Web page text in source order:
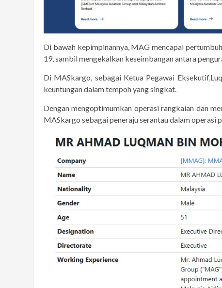
Di bawah kepimpinannya, MAG mencapai
19, sambil mengekalkan keseimbangan antara
Di MASkargo, sebagai Ketua Pegawai
keuntungan dalam tempoh yang singkat.
Dengan mengoptimumkan operasi rangkaian dan
MASkargo sebagai peneraju serantau dalam operasi